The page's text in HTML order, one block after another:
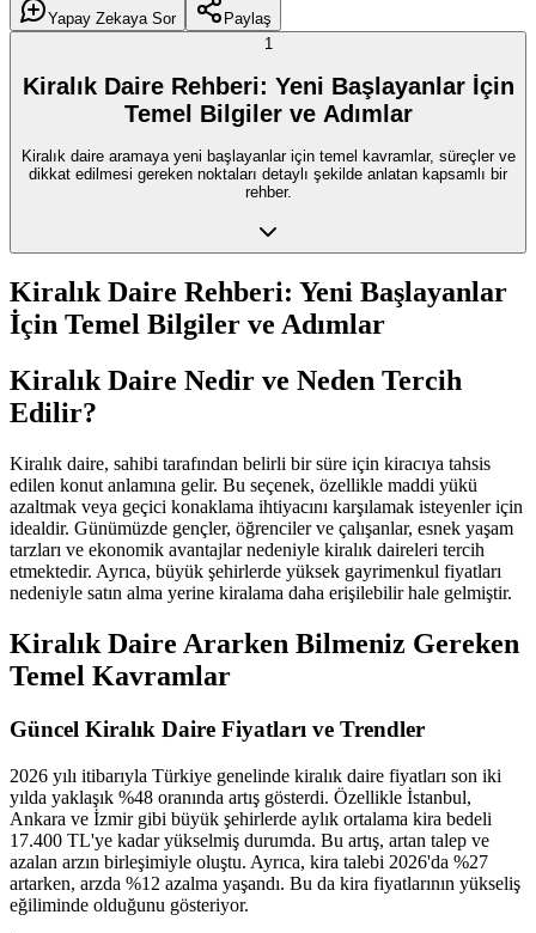
Yapay Zekaya Sor
Paylaş
1
Kiralık Daire Rehberi: Yeni Başlayanlar İçin
Temel Bilgiler ve Adımlar
Kiralık daire aramaya yeni başlayanlar için temel kavramlar, süreçler ve
dikkat edilmesi gereken noktaları detaylı şekilde anlatan kapsamlı bir
rehber.
Kiralık Daire Rehberi: Yeni Başlayanlar
İçin Temel Bilgiler ve Adımlar
Kiralık Daire Nedir ve Neden Tercih
Edilir?
Kiralık daire, sahibi tarafından belirli bir süre için kiracıya tahsis
edilen konut anlamına gelir. Bu seçenek, özellikle maddi yükü
azaltmak veya geçici konaklama ihtiyacını karşılamak isteyenler için
idealdir. Günümüzde gençler, öğrenciler ve çalışanlar, esnek yaşam
tarzları ve ekonomik avantajlar nedeniyle kiralık daireleri tercih
etmektedir. Ayrıca, büyük şehirlerde yüksek gayrimenkul fiyatları
nedeniyle satın alma yerine kiralama daha erişilebilir hale gelmiştir.
Kiralık Daire Ararken Bilmeniz Gereken
Temel Kavramlar
Güncel Kiralık Daire Fiyatları ve Trendler
2026 yılı itibarıyla Türkiye genelinde kiralık daire fiyatları son iki
yılda yaklaşık %48 oranında artış gösterdi. Özellikle İstanbul,
Ankara ve İzmir gibi büyük şehirlerde aylık ortalama kira bedeli
17.400 TL'ye kadar yükselmiş durumda. Bu artış, artan talep ve
azalan arzın birleşimiyle oluştu. Ayrıca, kira talebi 2026'da %27
artarken, arzda %12 azalma yaşandı. Bu da kira fiyatlarının yükseliş
eğiliminde olduğunu gösteriyor.